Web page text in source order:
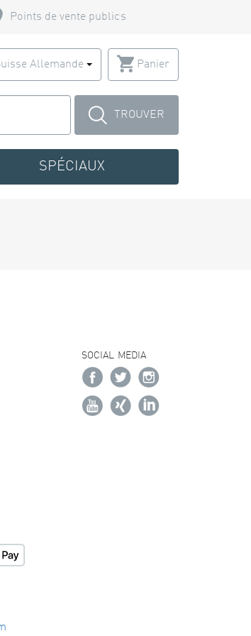
Points de vente publics
Allemande Panier
TROUVER
SPÉCIAUX
SOCIAL MEDIA